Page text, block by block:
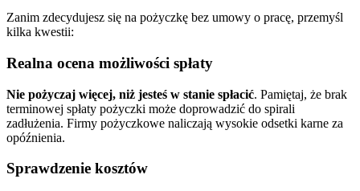
Zanim zdecydujesz się na pożyczkę bez umowy o pracę, przemyśl
kilka kwestii:
Realna ocena możliwości spłaty
Nie pożyczaj więcej, niż jesteś w stanie spłacić. Pamiętaj, że brak
terminowej spłaty pożyczki może doprowadzić do spirali
zadłużenia. Firmy pożyczkowe naliczają wysokie odsetki karne za
opóźnienia.
Sprawdzenie kosztów